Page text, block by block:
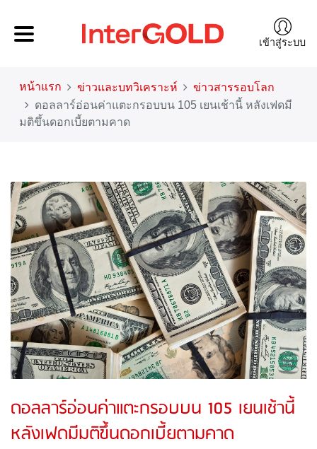
เข้าสู่ระบบ
หน้าแรก ข่าวและบทวิเคราะห์
ข่าวสารรอบโลก
ดอลลาร์อ่อนค่าแตะกรอบบน 105 เยนเช้านี้ หลังเฟดมี
มติขึ้นดอกเบี้ยตามคาด
ดอลลาร์อ่อนค่าแตะกรอบบน 105 เยนเช้านี้
หลังเฟดมีมติขึ้นดอกเบี้ยตามคาด